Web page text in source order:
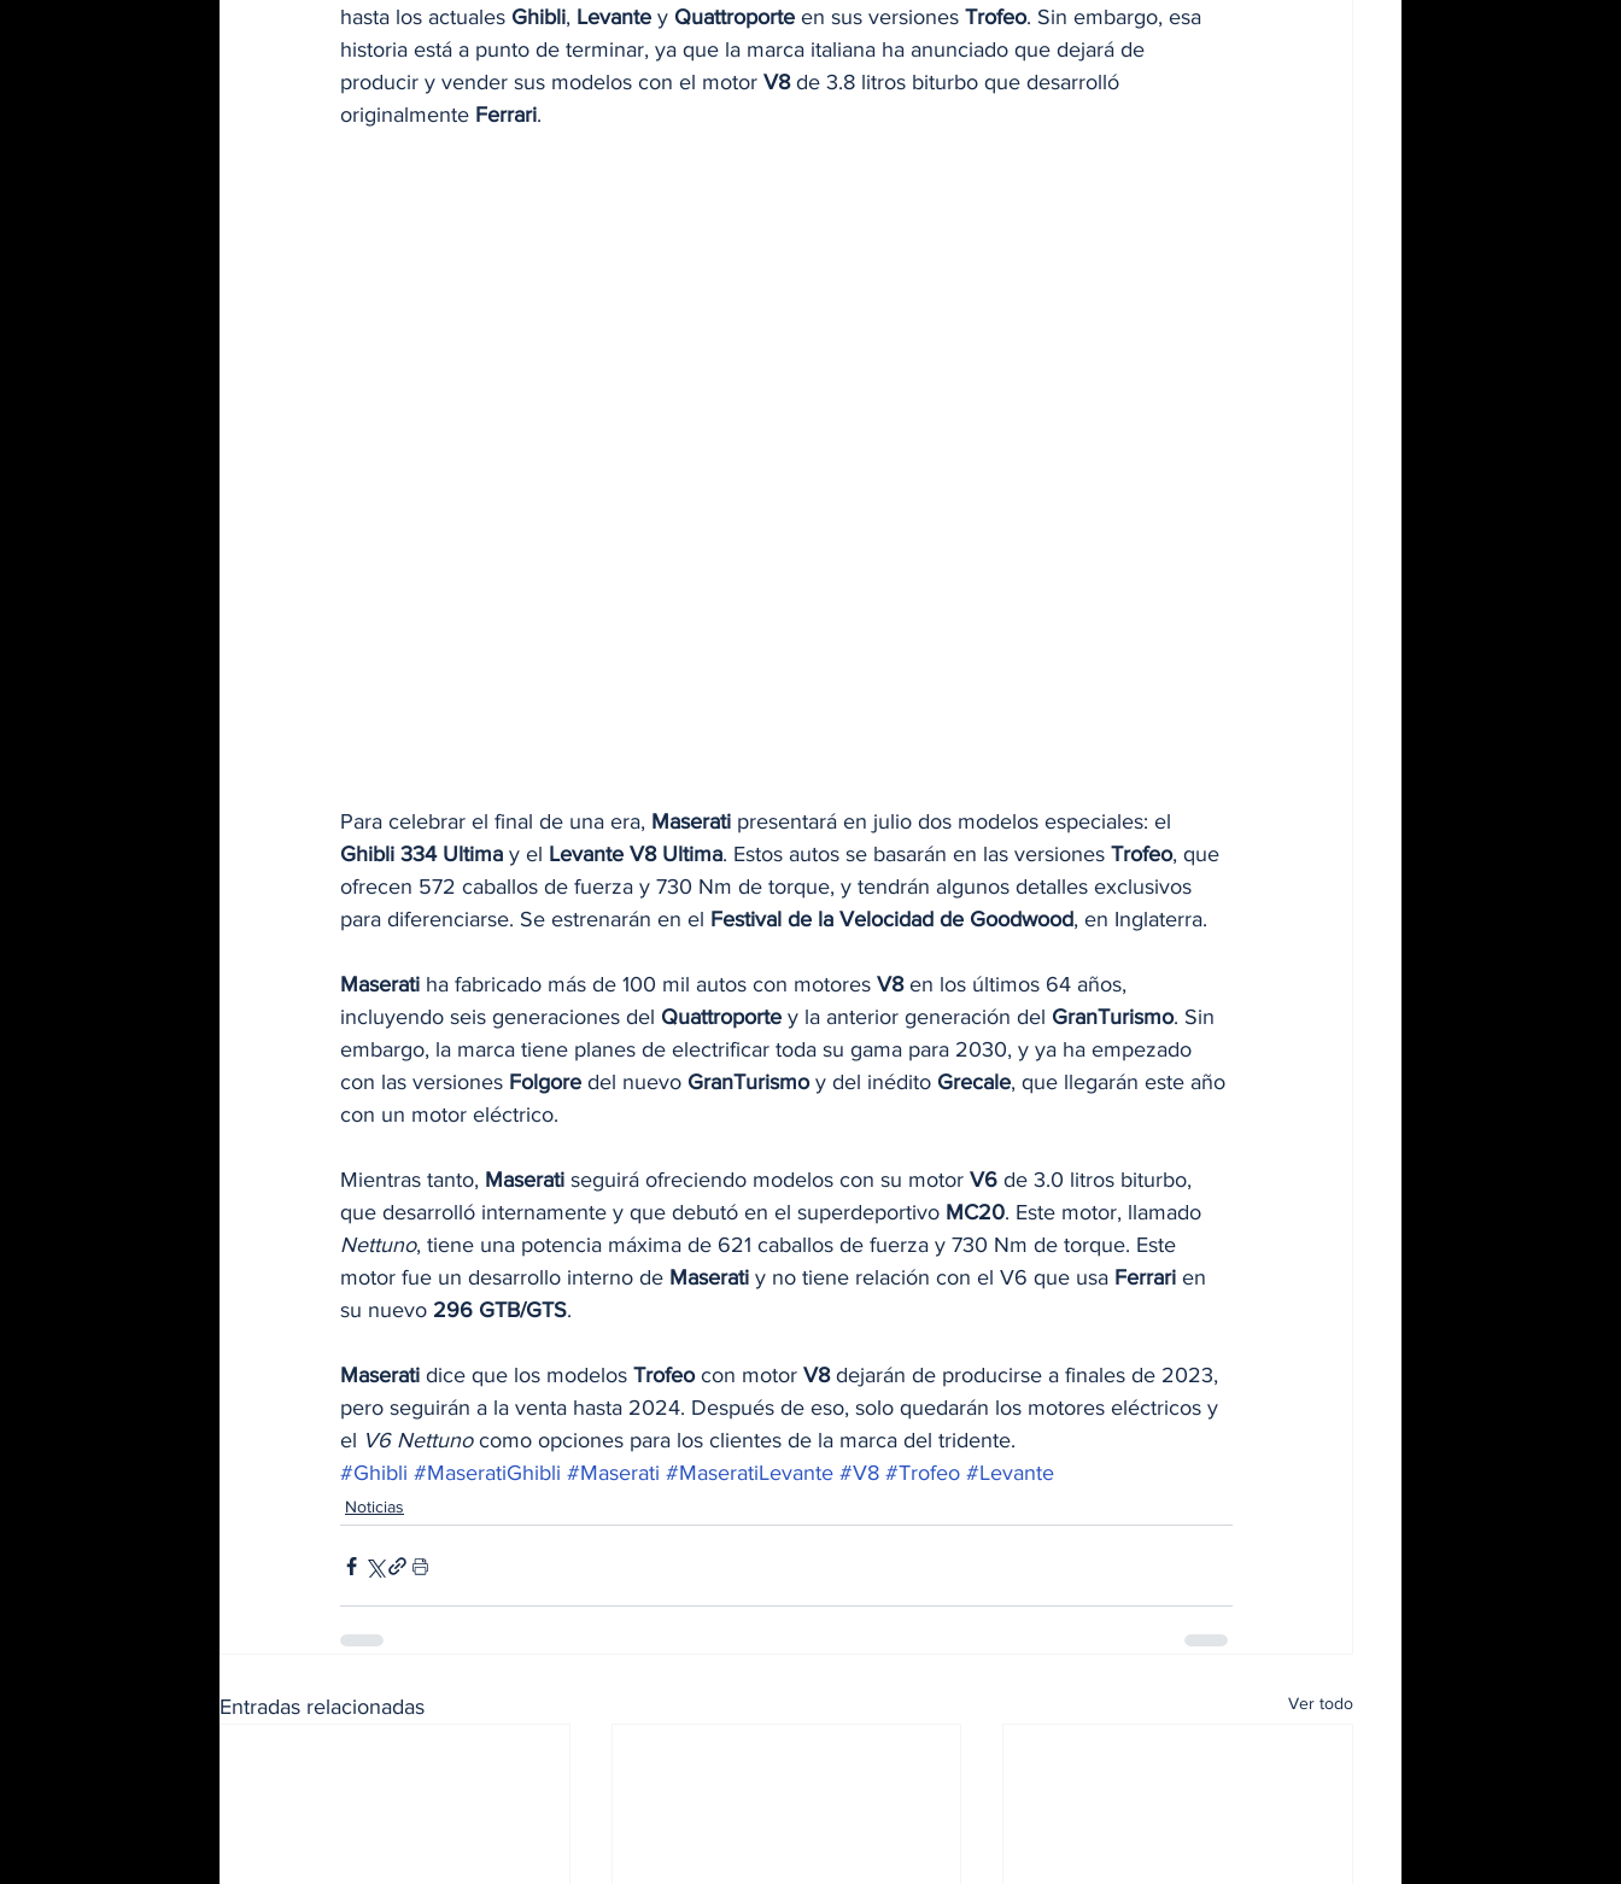
hasta los actuales Ghibli, Levante y Quattroporte en sus versiones Trofeo. Sin embargo, esa
historia está a punto de terminar, ya que la marca italiana ha anunciado que dejará de
producir y vender sus modelos con el motor V8 de 3.8 litros biturbo que desarrolló
originalmente Ferrari.
Para celebrar el final de una era, Maserati presentará en julio dos modelos especiales: el
Ghibli 334 Ultima y el Levante V8 Ultima. Estos autos se basarán en las versiones Trofeo, que
ofrecen 572 caballos de fuerza y 730 Nm de torque, y tendrán algunos detalles exclusivos
para diferenciarse. Se estrenarán en el Festival de la Velocidad de Goodwood, en Inglaterra.
Maserati ha fabricado más de 100 mil autos con motores V8 en los últimos 64 años,
incluyendo seis generaciones del Quattroporte y la anterior generación del GranTurismo. Sin
embargo, la marca tiene planes de electrificar toda su gama para 2030, y ya ha empezado
con las versiones Folgore del nuevo GranTurismo y del inédito Grecale, que llegarán este año
con un motor eléctrico.
Mientras tanto, Maserati seguirá ofreciendo modelos con su motor V6 de 3.0 litros biturbo,
que desarrolló internamente y que debutó en el superdeportivo MC20. Este motor, llamado
Nettuno, tiene una potencia máxima de 621 caballos de fuerza y 730 Nm de torque. Este
motor fue un desarrollo interno de Maserati y no tiene relación con el V6 que usa Ferrari en
su nuevo 296 GTB/GTS.
Maserati dice que los modelos Trofeo con motor V8 dejarán de producirse a finales de 2023,
pero seguirán a la venta hasta 2024. Después de eso, solo quedarán los motores eléctricos y
el V6 Nettuno como opciones para los clientes de la marca del tridente.
#Ghibli #MaseratiGhibli #Maserati #MaseratiLevante #V8 #Trofeo #Levante
Noticias
Entradas relacionadas Ver todo